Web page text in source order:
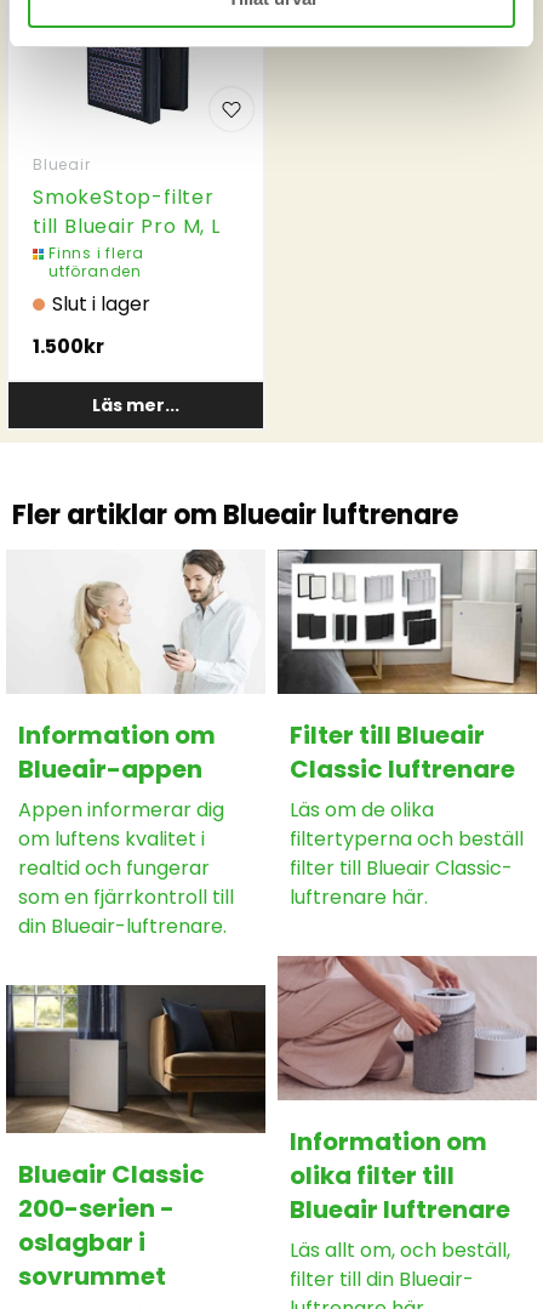
Blueair
SmokeStop-filter
till Blueair Pro M, L
och XL
Finns i flera
utföranden
Slut i lager
1.500kr
Läs mer...
Fler artiklar om Blueair luftrenare
Information om
Blueair-appen
Appen informerar dig
om luftens kvalitet i
realtid och fungerar
som en fjärrkontroll till
din Blueair-luftrenare.
Filter till Blueair
Classic luftrenare
Läs om de olika
filtertyperna och beställ
filter till Blueair Classic-
luftrenare här.
Information om
olika filter till
Blueair luftrenare
Läs allt om, och beställ,
filter till din Blueair-
Blueair Classic
200-serien -
oslagbar i
sovrummet